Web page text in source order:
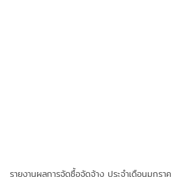
รายงานผลการจัดซื้อจัดจ้าง ประจำเดือนมกร